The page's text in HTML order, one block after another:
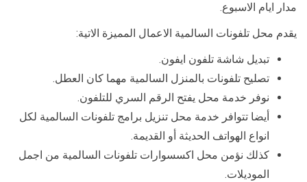
مدار ايام الاسبوع.
يقدم محل تلفونات السالمية الاعمال المميزة الاتية:
تبديل شاشة تلفون ايفون.
تصليح تلفونات بالمنزل السالمية مهما كان العطل.
نوفر خدمة محل يفتح الرقم السري للتلفون.
أيضا تتوافر خدمة محل تنزيل برامج تلفونات السالمية لكل
انواع الهواتف الحديثة أو القديمة.
كذلك نؤمن محل اكسسوارات تلفونات السالمية من اجمل
الموديلات.